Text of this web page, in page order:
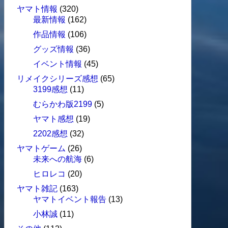
ヤマト情報 (320)
最新情報 (162)
作品情報 (106)
グッズ情報 (36)
イベント情報 (45)
リメイクシリーズ感想 (65)
3199感想 (11)
むらかわ版2199 (5)
ヤマト感想 (19)
2202感想 (32)
ヤマトゲーム (26)
未来への航海 (6)
ヒロレコ (20)
ヤマト雑記 (163)
ヤマトイベント報告 (13)
小林誠 (11)